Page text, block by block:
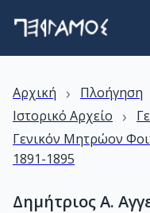
Αρχική › Πλοήγηση
Ιστορικό Αρχείο ›
Γενικόν Μητρώον
1891-1895
Δημήτριος Α.